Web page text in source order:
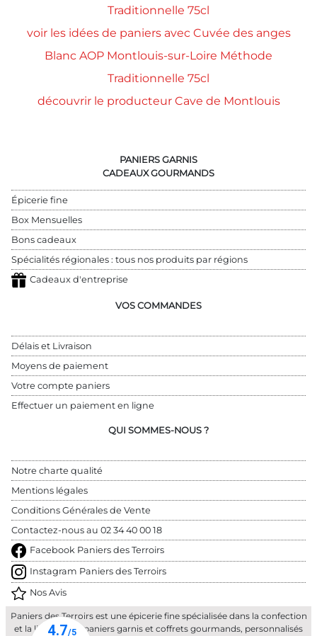
Traditionnelle 75cl
voir les idées de paniers avec Cuvée des anges
Blanc AOP Montlouis-sur-Loire Méthode
Traditionnelle 75cl
découvrir le producteur Cave de Montlouis
PANIERS GARNIS
CADEAUX GOURMANDS
Épicerie fine
Box Mensuelles
Bons cadeaux
Spécialités régionales : tous nos produits par régions
Cadeaux d'entreprise
VOS COMMANDES
Délais et Livraison
Moyens de paiement
Votre compte paniers
Effectuer un paiement en ligne
QUI SOMMES-NOUS ?
Notre charte qualité
Mentions légales
Conditions Générales de Vente
Contactez-nous au 02 34 40 00 18
Facebook Paniers des Terroirs
Instagram Paniers des Terroirs
Nos Avis
Paniers des Terroirs est une épicerie fine spécialisée dans la confection
et la livraison de paniers garnis et coffrets gourmands, personnalisés